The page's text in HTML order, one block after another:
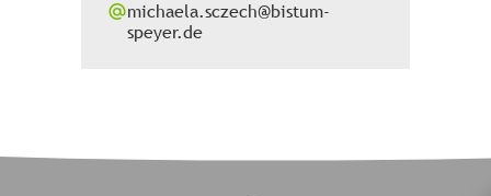
michaela.sczech@bistum-
speyer.de